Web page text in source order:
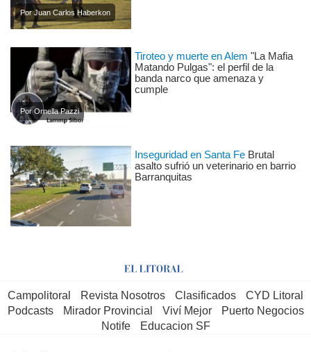
Por Juan Carlos Haberkon
Por Ornella Pazzi
Tiroteo y muerte en Alem "La Mafia
Matando Pulgas": el perfil de la
banda narco que amenaza y
cumple
Inseguridad en Santa Fe Brutal
asalto sufrió un veterinario en barrio
Barranquitas
Campolitoral Revista Nosotros Clasificados
CYD Litoral
Podcasts
Mirador Provincial Viví Mejor
Puerto Negocios
Notife
Educacion SF